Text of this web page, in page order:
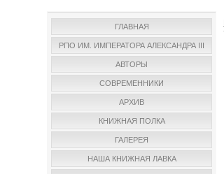
ГЛАВНАЯ
РПО ИМ. ИМПЕРАТОРА АЛЕКСАНДРА III
АВТОРЫ
СОВРЕМЕННИКИ
АРХИВ
КНИЖНАЯ ПОЛКА
ГАЛЕРЕЯ
НАША КНИЖНАЯ ЛАВКА